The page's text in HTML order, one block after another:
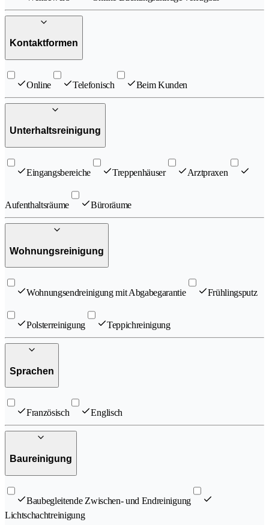
Kontaktformen
Online Telefonisch Beim Kunden
Unterhaltsreinigung
Eingangsbereiche Treppenhäuser Arztpraxen
Aufenthaltsräume Büroräume
Wohnungsreinigung
Wohnungsendreinigung mit Abgabegarantie Frühlingsputz
Polsterreinigung Teppichreinigung
Sprachen
Französisch Englisch
Baureinigung
Baubegleitende Zwischen- und Endreinigung
Lichtschachtreinigung